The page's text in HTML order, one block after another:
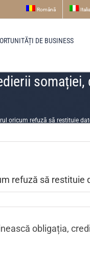
Română
DE BUSINESS
oricum refuză să restituie
refuză să restituie
obligația,